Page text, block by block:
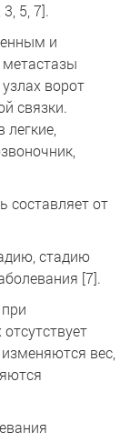
5, 7].
и
ворот
связки.
составляет от
стадию
[7].
вес,